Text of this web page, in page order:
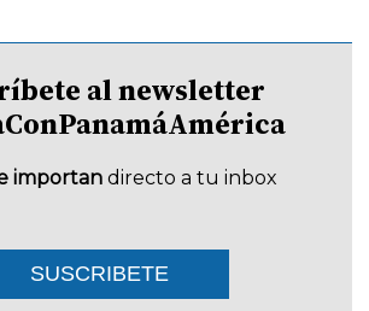
al newsletter
importan directo a tu inbox
SUSCRIBETE